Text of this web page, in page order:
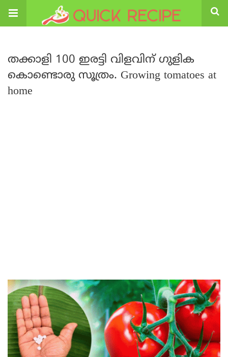
തക്കാളി 100 ഇരട്ടി വിളവിന് ഗുളിക
കൊണ്ടൊരു സൂത്രം. Growing tomatoes at
home